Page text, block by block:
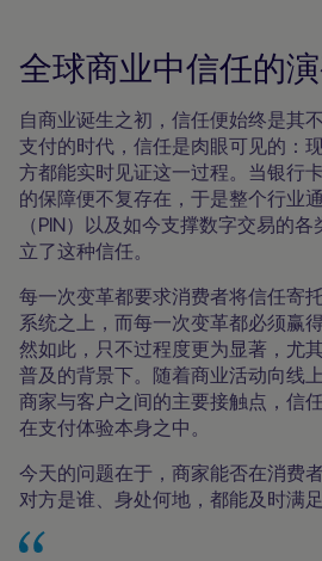
全球商业中信任的
自商业诞生之初，信任便始终是其
支付的时代，信任是肉眼可见的：
方都能实时见证这一过程。当银行
的保障便不复存在，于是整个行业
（PIN）以及如今支撑数字交易的
立了这种信任。
每一次变革都要求消费者将信任寄
系统之上，而每一次变革都必须赢
然如此，只不过程度更为显著，尤
普及的背景下。随着商业活动向线
商家与客户之间的主要接触点，信
在支付体验本身之中。
今天的问题在于，商家能否在消费
对方是谁、身处何地，都能及时满足